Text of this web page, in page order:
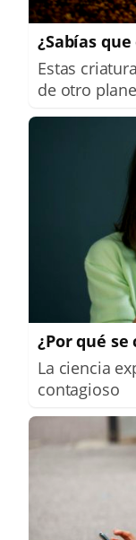
¿Sabías
Estas
de otro
¿Por qué se
La ciencia
contagioso